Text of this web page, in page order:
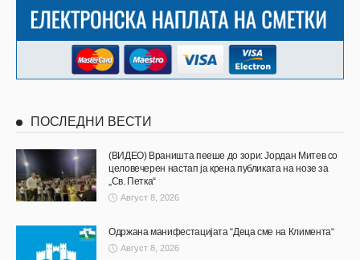
ПОСЛЕДНИ ВЕСТИ
(ВИДЕО) Враништа пееше до зори: Јордан Митев со
целовечерен настап ја крена публиката на нозе за
„Св. Петка“
Август 8, 2026
Одржана манифестацијата “Деца сме на Климента“
Август 8, 2026